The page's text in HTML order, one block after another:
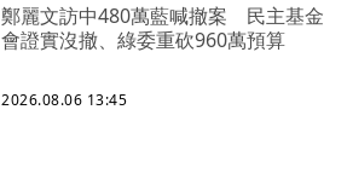
鄭麗文訪中480萬藍喊撤案 民主基金
會證實沒撤、綠委重砍960萬預算
2026.08.06 13:45